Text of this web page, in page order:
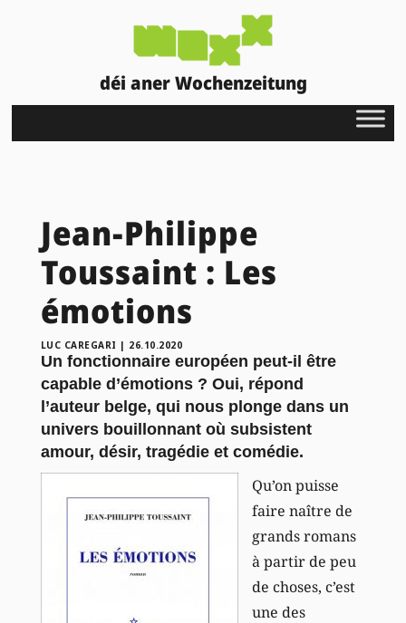
déi aner Wochenzeitung
Jean-Philippe
Toussaint : Les
émotions
LUC CAREGARI | 26.10.2020
Un fonctionnaire européen peut-il être
capable d’émotions ? Oui, répond
l’auteur belge, qui nous plonge dans un
univers bouillonnant où subsistent
amour, désir, tragédie et comédie.
Qu’on puisse
faire naître de
grands romans
à partir de peu
de choses, c’est
une des